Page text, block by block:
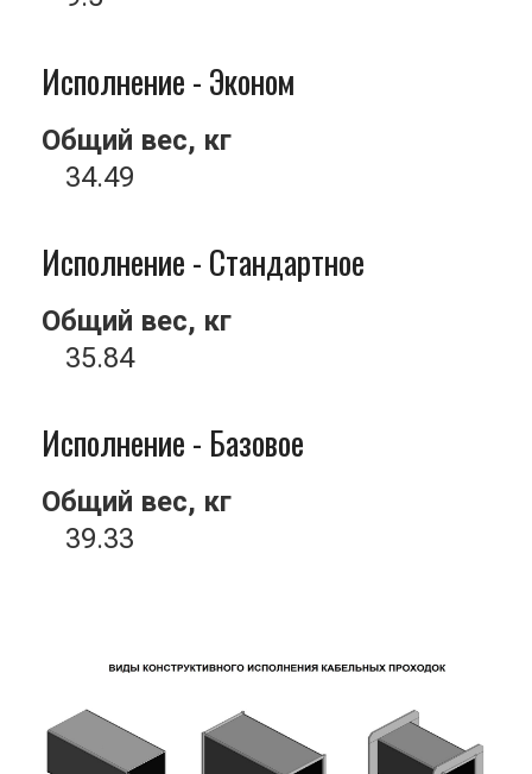
Исполнение - Эконом
Общий вес, кг
34.49
Исполнение - Стандартное
Общий вес, кг
35.84
Исполнение - Базовое
Общий вес, кг
39.33